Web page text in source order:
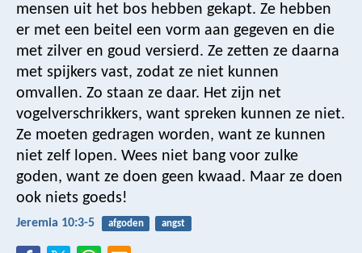
mensen uit het bos hebben gekapt. Ze hebben
er met een beitel een vorm aan gegeven en die
met zilver en goud versierd. Ze zetten ze daarna
met spijkers vast, zodat ze niet kunnen
omvallen. Zo staan ze daar. Het zijn net
vogelverschrikkers, want spreken kunnen ze niet.
Ze moeten gedragen worden, want ze kunnen
niet zelf lopen. Wees niet bang voor zulke
goden, want ze doen geen kwaad. Maar ze doen
ook niets goeds!
Jeremia 10:3-5 afgoden angst